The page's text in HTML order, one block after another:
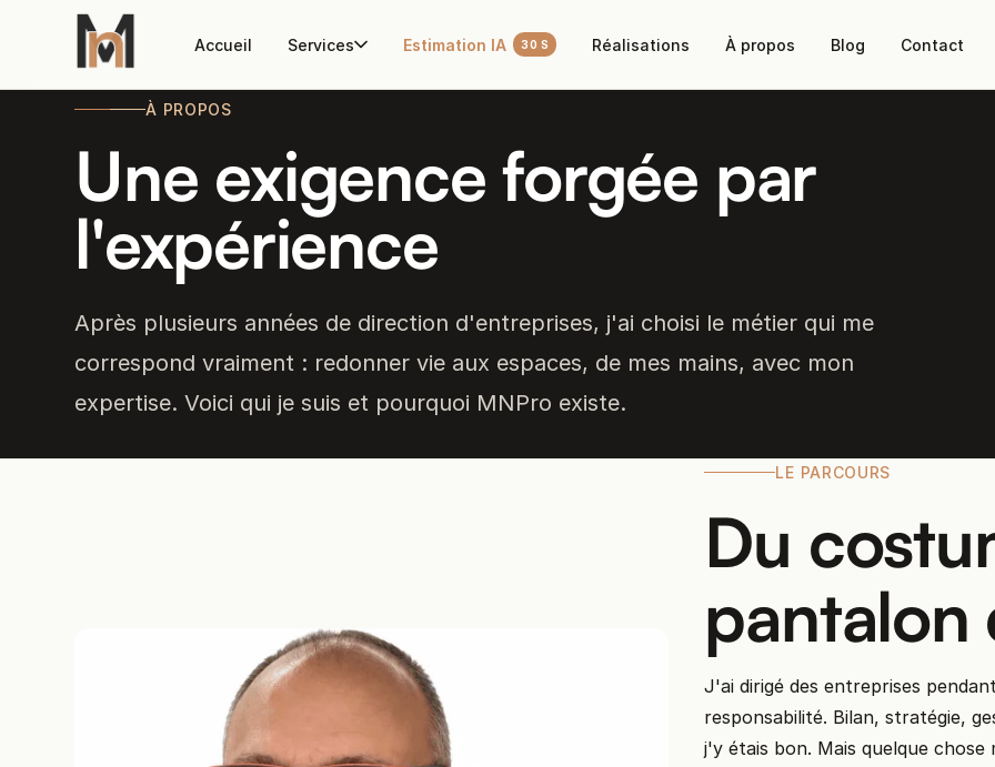
Accueil Services Estimation IA 30 S Réalisations À propos Blog Contact
À PROPOS
Une exigence forgée par
l'expérience
Après plusieurs années de direction d'entreprises, j'ai choisi le métier qui me
correspond vraiment : redonner vie aux espaces, de mes mains, avec mon
expertise. Voici qui je suis et pourquoi MNPro existe.
LE PARCOURS
Du
pantalon
J'ai dirigé des entreprises
responsabilité. Bilan, stratégie,
j'y étais bon. Mais quelque